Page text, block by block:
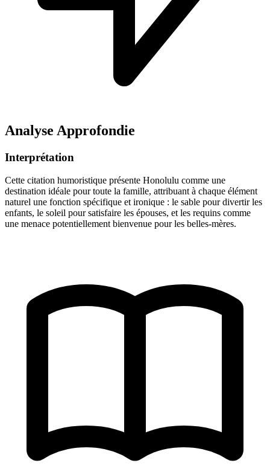
Analyse Approfondie
Interprétation
Cette citation humoristique présente Honolulu comme une
destination idéale pour toute la famille, attribuant à chaque élément
naturel une fonction spécifique et ironique : le sable pour divertir les
enfants, le soleil pour satisfaire les épouses, et les requins comme
une menace potentiellement bienvenue pour les belles-mères.